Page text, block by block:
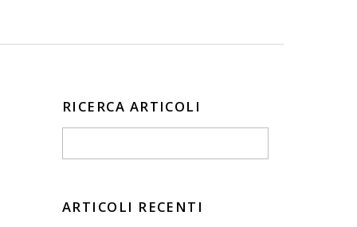
RICERCA ARTICOLI
ARTICOLI RECENTI